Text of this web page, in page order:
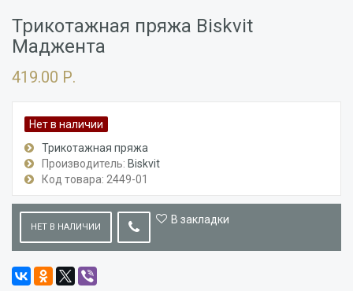
Трикотажная пряжа Biskvit
Маджента
419.00 Р.
Нет в наличии
Трикотажная пряжа
Производитель: Biskvit
Код товара: 2449-01
НЕТ В НАЛИЧИИ
В закладки